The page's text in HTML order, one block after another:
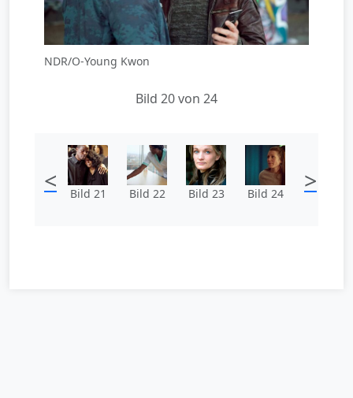
NDR/O-Young Kwon
Bild 20 von 24
< Bild 21 Bild 22 Bild 23 Bild 24 >